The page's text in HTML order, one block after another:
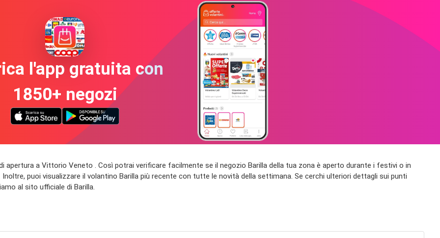
l'app gratuita con
1850+ negozi
apertura a Vittorio Veneto . Così potrai verificare facilmente se il negozio Barilla della tua zona è aperto durante i festivi o in
puoi visualizzare il volantino Barilla più recente con tutte le novità della settimana. Se cerchi ulteriori dettagli sui punti
al sito ufficiale di Barilla.